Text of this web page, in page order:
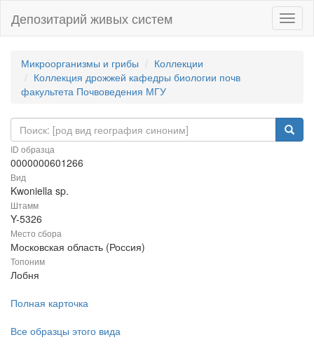
Депозитарий живых систем
Микроорганизмы и грибы
Коллекции
Коллекция дрожжей кафедры биологии почв
факультета Почвоведения МГУ
ID образца
0000000601266
Вид
Kwoniella sp.
Штамм
Y-5326
Место сбора
Московская область (Россия)
Топоним
Лобня
Полная карточка
Все образцы этого вида